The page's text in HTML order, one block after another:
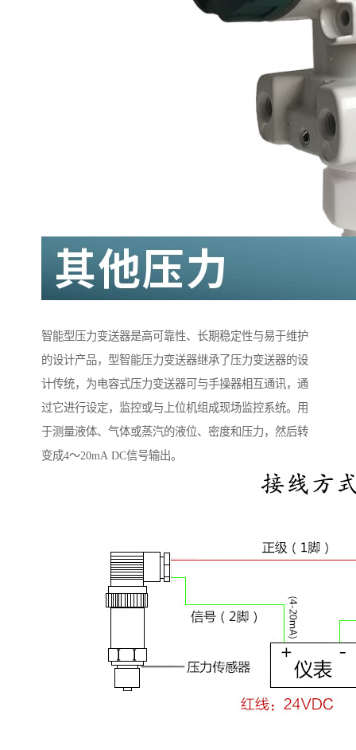
智能型压力变送器是高可靠性、长期稳定性与易于维护
的设计产品，型智能压力变送器继承了压力变送器的设
计传统，为电容式压力变送器可与手操器相互通讯，通
过它进行设定，监控或与上位机组成现场监控系统。用
于测量液体、气体或蒸汽的液位、密度和压力，然后转
变成4～20mA DC信号输出。